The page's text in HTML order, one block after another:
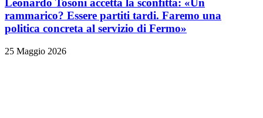
Leonardo Tosoni accetta la sconfitta: «Un
rammarico? Essere partiti tardi. Faremo una
politica concreta al servizio di Fermo»
25 Maggio 2026